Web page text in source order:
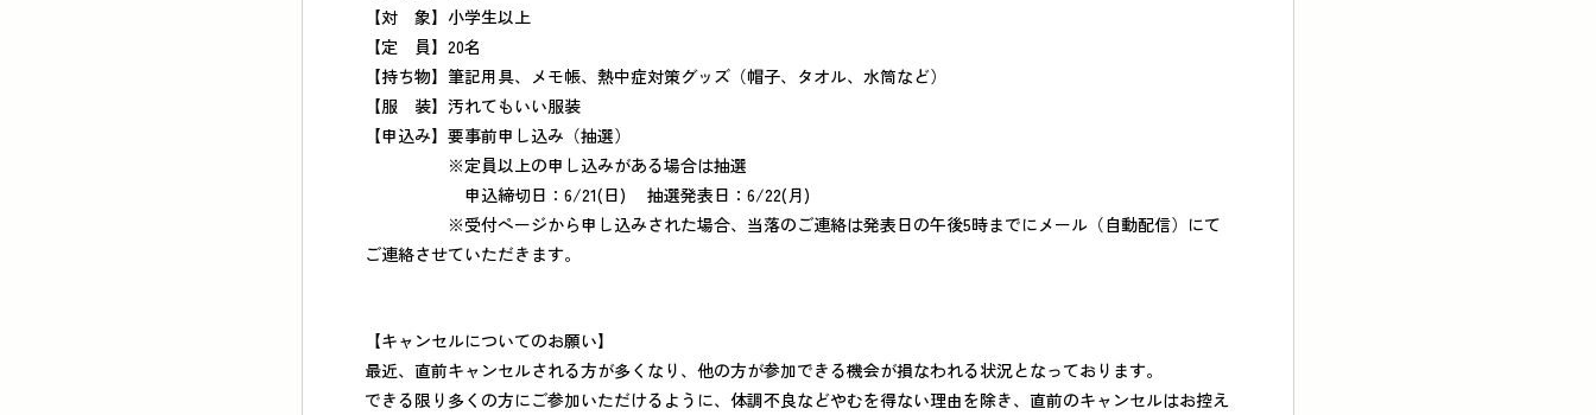
【対 象】小学生以上
【定 員】20名
【持ち物】筆記用具、メモ帳、熱中症対策グッズ（帽子、タオル、水筒など）
【服 装】汚れてもいい服装
【申込み】要事前申し込み（抽選）
※定員以上の申し込みがある場合は抽選
申込締切日：6/21(日) 抽選発表日：6/22(月)
※受付ページから申し込みされた場合、当落のご連絡は発表日の午後5時までにメール（自動配信）にて
ご連絡させていただきます。
【キャンセルについてのお願い】
最近、直前キャンセルされる方が多くなり、他の方が参加できる機会が損なわれる状況となっております。
できる限り多くの方にご参加いただけるように、体調不良などやむを得ない理由を除き、直前のキャンセルはお控え